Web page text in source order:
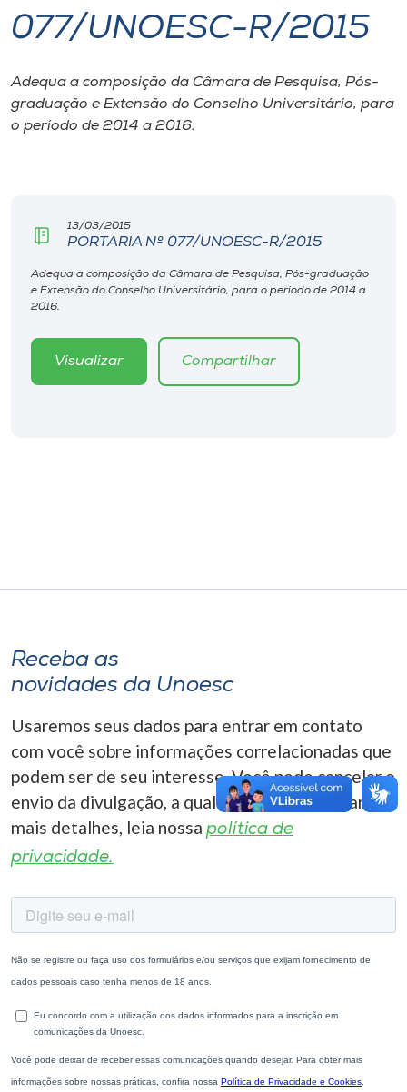
I.nova
Diplomados
Editora
Rádio
o idioma
A-
077/UNOESC-R/2015
Adequa a composição da Câmara de Pesquisa, Pós-
graduação e Extensão do Conselho Universitário, para
o período de 2014 a 2016.
13/03/2015
PORTARIA Nº 077/UNOESC-R/2015
Adequa a composição da Câmara de Pesquisa, Pós-graduação
e Extensão do Conselho Universitário, para o período de 2014 a
2016.
Visualizar Compartilhar
Receba as
novidades da Unoesc
Usaremos seus dados para entrar em contato
com você sobre informações correlacionadas que
podem ser de seu interesse. Você pode cancelar o
envio da divulgação, a qualquer momento. Para
mais detalhes, leia nossa política de
privacidade.